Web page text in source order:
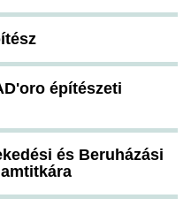
építészeti
és Beruházási